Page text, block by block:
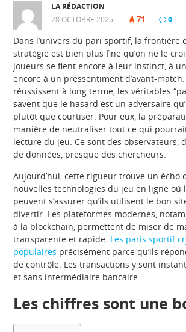
LA RÉDACTION
28 OCTOBRE 2025
71 0
Dans l’univers du pari sportif, la frontière
stratégie est bien plus fine qu’on ne le
joueurs se fient encore à leur instinct, à
encore à un pressentiment d’avant-
réussissent à long terme, les véritables
savent que le hasard est un adversaire
plutôt que courtiser. Pour eux, la
manière de neutraliser tout ce qui
lecture du jeu. Ce sont des observateurs,
de données, presque des chercheurs.
Aujourd’hui, cette rigueur trouve un écho
nouvelles technologies du jeu en ligne où
peuvent s’assurer qu’ils utilisent le bon
divertir. Les plateformes modernes,
à la blockchain, permettent de miser de
transparente et rapide. Les paris sportif
populaires précisément parce qu’ils
de contrôle. Les transactions y sont
et sans intermédiaire bancaire.
Les chiffres sont une